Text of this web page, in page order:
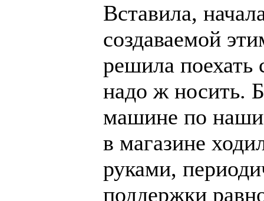
Вставила,
создаваемой
решила
надо ж носить.
машине по
в магазине
руками,
поддержки